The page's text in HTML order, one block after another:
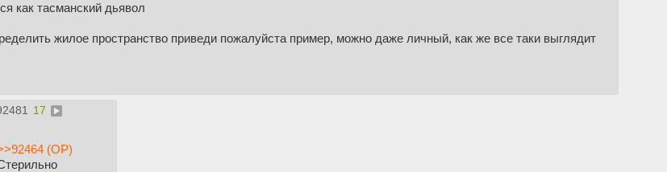
как тасманский дьявол
жилое пространство приведи пожалуйста пример, можно даже личный, как же все таки выглядит
17
(OP)